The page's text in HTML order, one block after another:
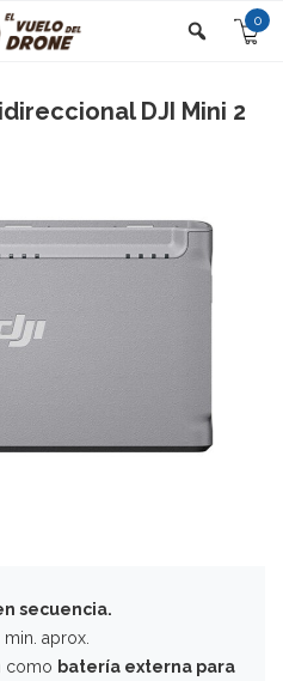
0
DJI Mini 2
secuencia.
min. aprox.
como batería externa para